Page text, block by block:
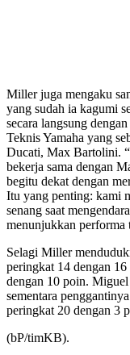
Miller juga mengaku
yang sudah ia kagumi
secara langsung
Teknis Yamaha yang
Ducati, Max Bartolini.
bekerja sama dengan
begitu dekat dengan
Itu yang penting: kami
senang saat
menunjukkan
Selagi Miller
peringkat 14 dengan
dengan 10 poin.
sementara
peringkat 20 dengan 3
(bP/timKB).